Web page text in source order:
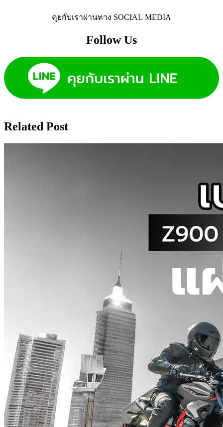
คุยกับเราผ่านทาง SOCIAL MEDIA
Follow Us​
Related Post